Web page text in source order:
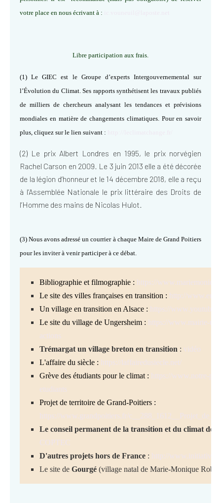
votre place en nous écrivant à :
Libre participation aux frais.
(1) Le GIEC est le Groupe d’experts Intergouvernemental sur
l’Évolution du Climat. Ses rapports synthétisent les travaux publiés
de milliers de chercheurs analysant les tendances et prévisions
mondiales en matière de changements climatiques. Pour en savoir
plus, cliquez sur le lien suivant :
(2) Le prix Albert Londres en 1995, le prix norvégien
Rachel Carson en 2009. Le 3 juin 2013 elle a été décorée
de la légion d’honneur et le 14 décembre 2018, elle a reçu
à l’Assemblée Nationale le prix littéraire des Droits de
l’Homme des mains de Nicolas Hulot.
(3)Nous avons adressé un courrier à chaque Maire de Grand Poitiers
pour les inviter à venir participer à ce débat.
Bibliographie et filmographie : https://
Le site des villes françaises en transition : http://
Un village en transition en Alsace : https://
Le site du village de Ungersheim : https://www.mairie-
actions
Trémargat un village breton en transition : vidéo
L'affaire du siècle : https://laffairedusiecle.net/
Grève des étudiants pour le climat : https://www.notre-
etudiants
Projet de territoire de Grand-Poitiers :
https://www.grandpoitiers.fr/
Le conseil permanent de la transition et du climat de
COPTEC
D'autres projets hors de France : http://
Le site de Gourgé (village natal de Marie-Monique